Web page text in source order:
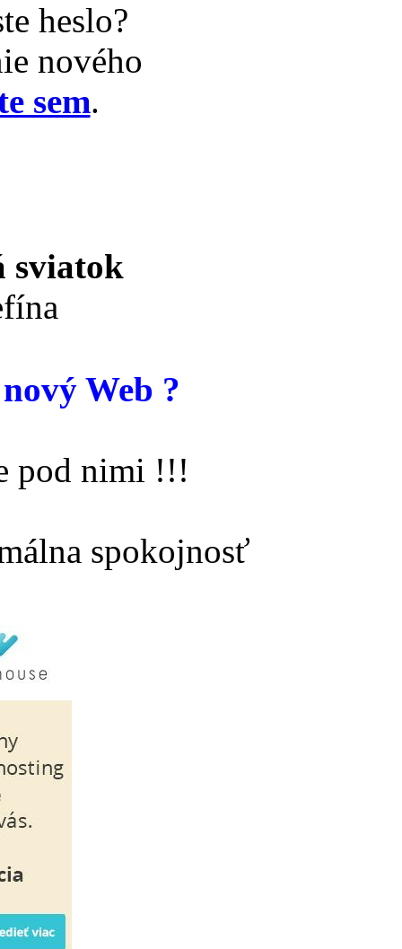
heslo?
nového
sem.
sviatok
Web ?
pod nimi !!!
spokojnosť